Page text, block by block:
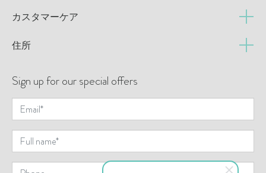
カスタマーケア
住所
Sign up for our special offers